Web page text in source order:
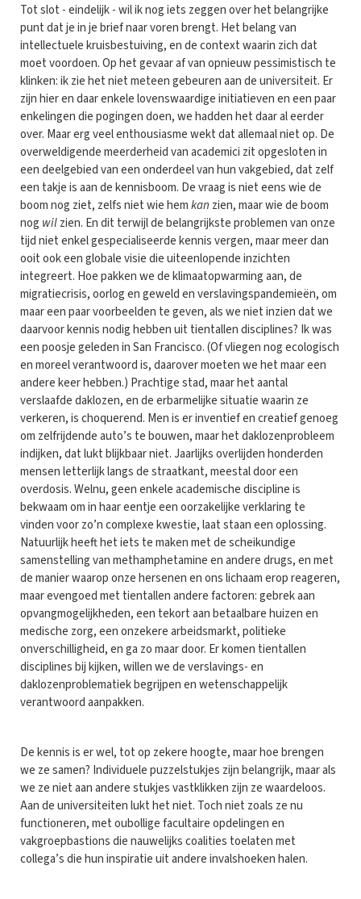
Tot slot - eindelijk - wil ik nog iets zeggen over het belangrijke
punt dat je in je brief naar voren brengt. Het belang van
intellectuele kruisbestuiving, en de context waarin zich dat
moet voordoen. Op het gevaar af van opnieuw pessimistisch te
klinken: ik zie het niet meteen gebeuren aan de universiteit. Er
zijn hier en daar enkele lovenswaardige initiatieven en een paar
enkelingen die pogingen doen, we hadden het daar al eerder
over. Maar erg veel enthousiasme wekt dat allemaal niet op. De
overweldigende meerderheid van academici zit opgesloten in
een deelgebied van een onderdeel van hun vakgebied, dat zelf
een takje is aan de kennisboom. De vraag is niet eens wie de
boom nog ziet, zelfs niet wie hemkan zien, maar wie de boom
nog wilzien. En dit terwijl de belangrijkste problemen van onze
tijd niet enkel gespecialiseerde kennis vergen, maar meer dan
ooit ook een globale visie die uiteenlopende inzichten
integreert. Hoe pakken we de klimaatopwarming aan, de
migratiecrisis, oorlog en geweld en verslavingspandemieën, om
maar een paar voorbeelden te geven, als we niet inzien dat we
daarvoor kennis nodig hebben uit tientallen disciplines? Ik was
een poosje geleden in San Francisco. (Of vliegen nog ecologisch
en moreel verantwoord is, daarover moeten we het maar een
andere keer hebben.) Prachtige stad, maar het aantal
verslaafde daklozen, en de erbarmelijke situatie waarin ze
verkeren, is choquerend. Men is er inventief en creatief genoeg
om zelfrijdende auto’s te bouwen, maar het daklozenprobleem
indijken, dat lukt blijkbaar niet. Jaarlijks overlijden honderden
mensen letterlijk langs de straatkant, meestal door een
overdosis. Welnu, geen enkele academische discipline is
bekwaam om in haar eentje een oorzakelijke verklaring te
vinden voor zo’n complexe kwestie, laat staan een oplossing.
Natuurlijk heeft het iets te maken met de scheikundige
samenstelling van methamphetamine en andere drugs, en met
de manier waarop onze hersenen en ons lichaam erop reageren,
maar evengoed met tientallen andere factoren: gebrek aan
opvangmogelijkheden, een tekort aan betaalbare huizen en
medische zorg, een onzekere arbeidsmarkt, politieke
onverschilligheid, en ga zo maar door. Er komen tientallen
disciplines bij kijken, willen we de verslavings- en
daklozenproblematiek begrijpen en wetenschappelijk
verantwoord aanpakken.
De kennis is er wel, tot op zekere hoogte, maar hoe brengen
we ze samen? Individuele puzzelstukjes zijn belangrijk, maar als
we ze niet aan andere stukjes vastklikken zijn ze waardeloos.
Aan de universiteiten lukt het niet. Toch niet zoals ze nu
functioneren, met oubollige facultaire opdelingen en
vakgroepbastions die nauwelijks coalities toelaten met
collega’s die hun inspiratie uit andere invalshoeken halen.